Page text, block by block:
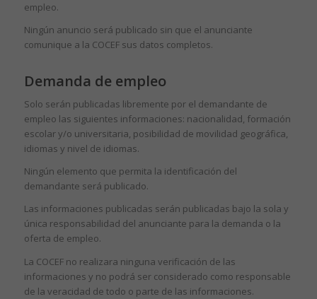
empleo.
Ningún anuncio será publicado sin que el anunciante
comunique a la COCEF sus datos completos.
Demanda de empleo
Solo serán publicadas libremente por el demandante de
empleo las siguientes informaciones: nacionalidad, formación
escolar y/o universitaria, posibilidad de movilidad geográfica,
idiomas y nivel de idiomas.
Ningún elemento que permita la identificación del
demandante será publicado.
Las informaciones publicadas serán publicadas bajo la sola y
única responsabilidad del anunciante para la demanda o la
oferta de empleo.
La COCEF no realizara ninguna verificación de las
informaciones y no podrá ser considerado como responsable
de la veracidad de todo o parte de las informaciones.